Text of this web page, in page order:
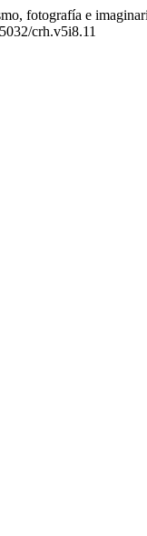
fotografía e
crh.v5i8.11